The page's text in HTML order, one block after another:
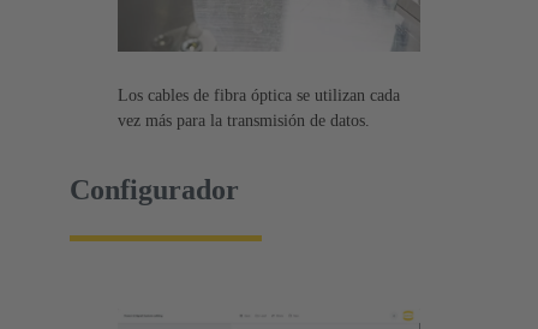
Los cables de fibra óptica se utilizan cada
vez más para la transmisión de datos.
Configurador